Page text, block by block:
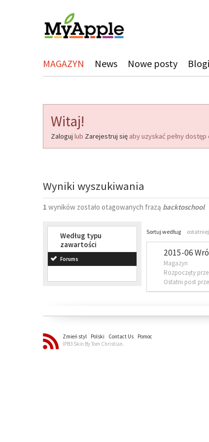
MAGAZYN News Nowe posty Blogi
Witaj!
Zaloguj lub Zarejestruj się aby uzyskać pełny dostęp
Wyniki wyszukiwania
1 wyników zostało otagowanych frazą backtoschool
Według typu
zawartości
Forums
Sortuj według
2015-06
Magazyn
Rozpoczęty
Ostatni post
Zmień styl Polski Contact Us
Pomoc
IPB3 Skin By Tom Christian.